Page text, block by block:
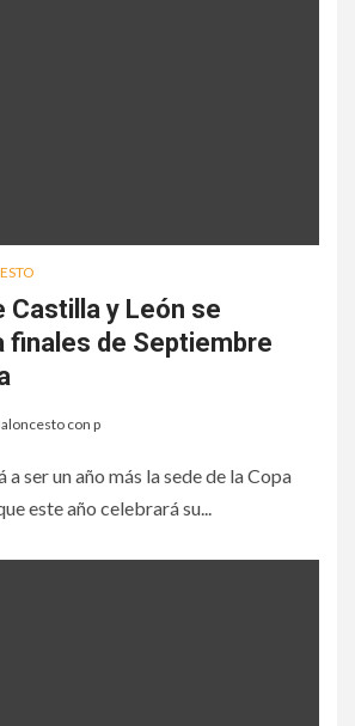
Castilla y León se
finales de Septiembre
con p
a ser un año más la sede de la Copa
este año celebrará su...